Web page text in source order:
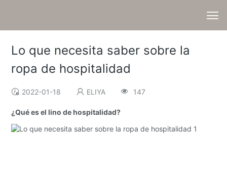
Lo que necesita saber sobre la
ropa de hospitalidad
2022-01-18 ELIYA 147
¿Qué es el lino de hospitalidad?